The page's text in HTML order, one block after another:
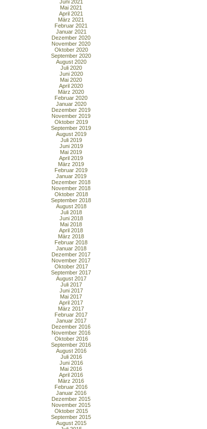
Juni 2021
Mai 2021
April 2021
März 2021
Februar 2021
Januar 2021
Dezember 2020
November 2020
Oktober 2020
September 2020
August 2020
Juli 2020
Juni 2020
Mai 2020
April 2020
März 2020
Februar 2020
Januar 2020
Dezember 2019
November 2019
Oktober 2019
September 2019
August 2019
Juli 2019
Juni 2019
Mai 2019
April 2019
März 2019
Februar 2019
Januar 2019
Dezember 2018
November 2018
Oktober 2018
September 2018
August 2018
Juli 2018
Juni 2018
Mai 2018
April 2018
März 2018
Februar 2018
Januar 2018
Dezember 2017
November 2017
Oktober 2017
September 2017
August 2017
Juli 2017
Juni 2017
Mai 2017
April 2017
März 2017
Februar 2017
Januar 2017
Dezember 2016
November 2016
Oktober 2016
September 2016
August 2016
Juli 2016
Juni 2016
Mai 2016
April 2016
März 2016
Februar 2016
Januar 2016
Dezember 2015
November 2015
Oktober 2015
September 2015
August 2015